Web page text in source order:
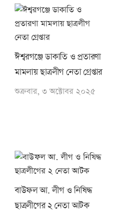
ঈশ্বরগঞ্জে ডাকাতি ও প্রতারণা
মামলায় ছাত্রলীগ নেতা গ্রেপ্তার
শুক্রবার, ৩ অক্টোবর ২০২৫
বাউফল আ. লীগ ও নিষিদ্ধ
ছাত্রলীগের ২ নেতা আটক